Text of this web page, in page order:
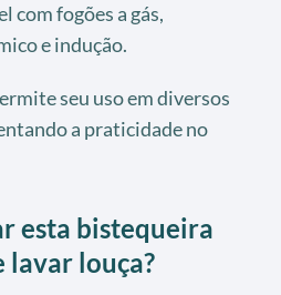
com fogões a gás,
e indução.
seu uso em diversos
a praticidade no
esta bistequeira
lavar louça?